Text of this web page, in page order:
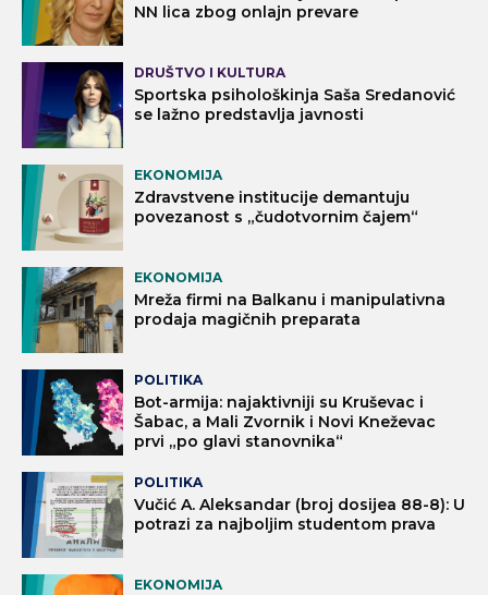
NN lica zbog onlajn prevare
DRUŠTVO I KULTURA
Sportska psihološkinja Saša Sredanović
se lažno predstavlja javnosti
EKONOMIJA
Zdravstvene institucije demantuju
povezanost s „čudotvornim čajem“
EKONOMIJA
Mreža firmi na Balkanu i manipulativna
prodaja magičnih preparata
POLITIKA
Bot-armija: najaktivniji su Kruševac i
Šabac, a Mali Zvornik i Novi Kneževac
prvi „po glavi stanovnika“
POLITIKA
Vučić A. Aleksandar (broj dosijea 88-8): U
potrazi za najboljim studentom prava
EKONOMIJA